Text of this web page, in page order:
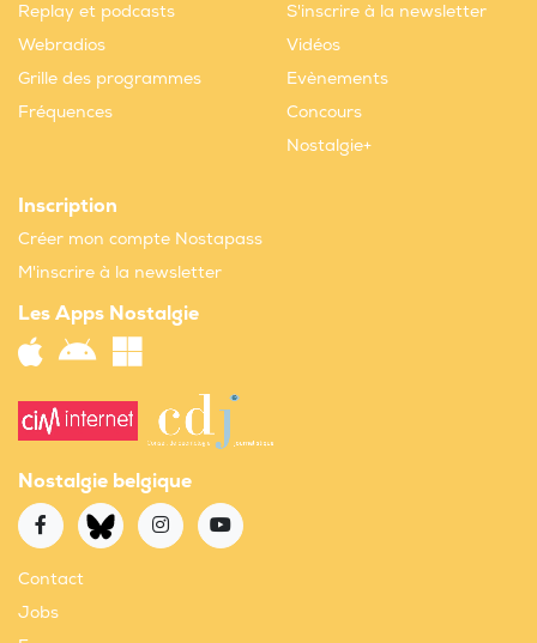
Replay et podcasts
Webradios
Grille des programmes
Fréquences
S'inscrire à la newsletter
Vidéos
Evènements
Concours
Nostalgie+
Inscription
Créer mon compte Nostapass
M'inscrire à la newsletter
Les Apps Nostalgie
Nostalgie belgique
Contact
Jobs